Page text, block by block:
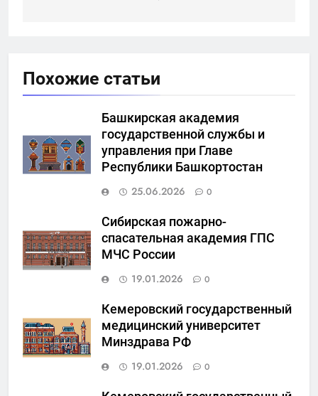
Похожие статьи
Башкирская академия
государственной службы и
управления при Главе
Республики Башкортостан
25.06.2026
0
Сибирская пожарно-
спасательная академия ГПС
МЧС России
19.01.2026
0
Кемеровский государственный
медицинский университет
Минздрава РФ
19.01.2026
0